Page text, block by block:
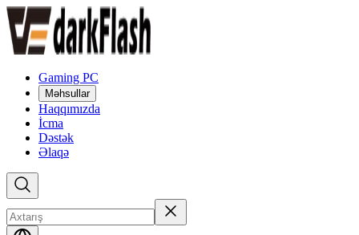
Gaming PC
Məhsullar
Haqqımızda
İcma
Dəstək
Əlaqə